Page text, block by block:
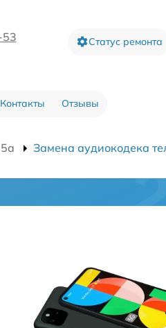
53 Статус ремонта
Контакты Отзывы
Замена аудиокодека